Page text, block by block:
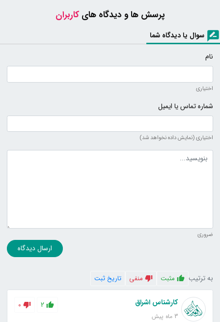
پرسش ها و دیدگاه هایکاربران
سوال یا دیدگاه شما
نام
اختیاری
شماره تماس یا ایمیل
اختیاری (نمایش داده نخواهد شد)
متن دیدگاه
ضروری
ارسال دیدگاه
به ترتیب مثبت منفی تاریخ ثبت
کارشناس اشراق
3 ماه پیش
2
0